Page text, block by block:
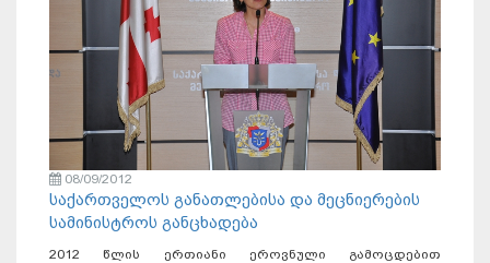
08/09/2012
საქართველოს განათლებისა და მეცნიერების
სამინისტროს განცხადება
2012 წლის ერთიანი ეროვნული გამოცდებით